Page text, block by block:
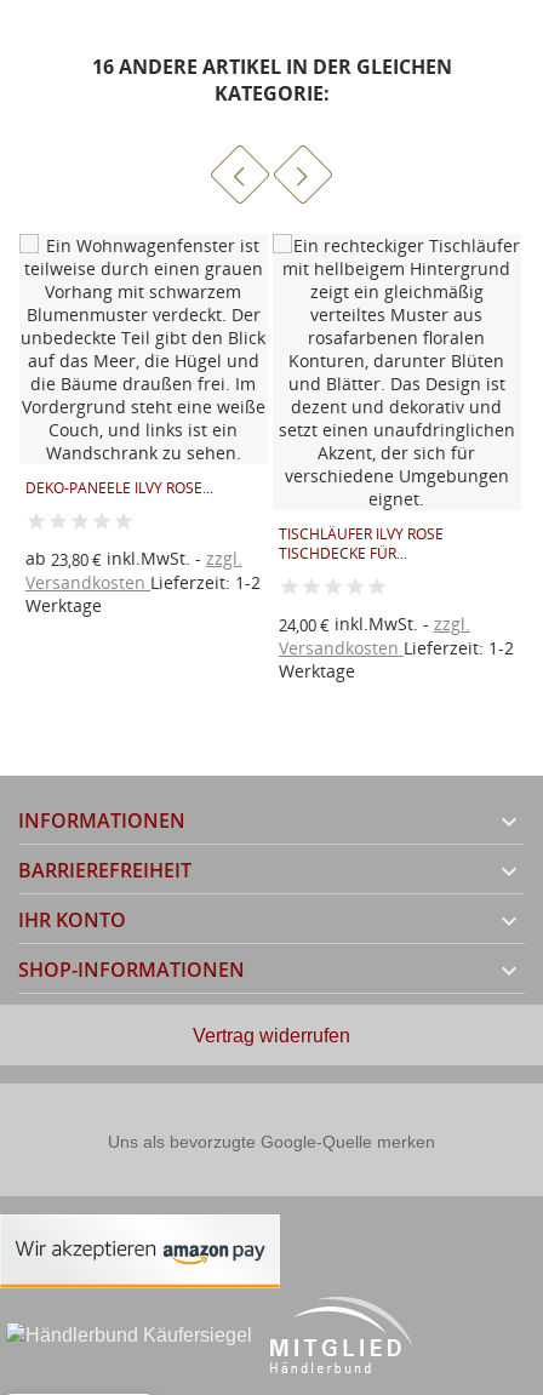
16 ANDERE ARTIKEL IN DER GLEICHEN
KATEGORIE:
DEKO-PANEELE ILVY ROSE...
ab 23,80 €inkl.MwSt.
zzgl.
Versandkosten Lieferzeit: 1-2
Werktage
TISCHLÄUFER ILVY ROSE
TISCHDECKE FÜR...
24,00 €inkl.MwSt.
zzgl.
Versandkosten Lieferzeit: 1-2
Werktage
INFORMATIONEN 
BARRIEREFREIHEIT 
IHR KONTO 
SHOP-INFORMATIONEN 
Vertrag widerrufen
Uns als bevorzugte Google-Quelle merken